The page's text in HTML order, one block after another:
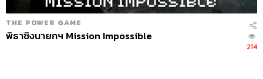
THE POWER GAME
พิธาชิงนายกฯ Mission Impossible
214